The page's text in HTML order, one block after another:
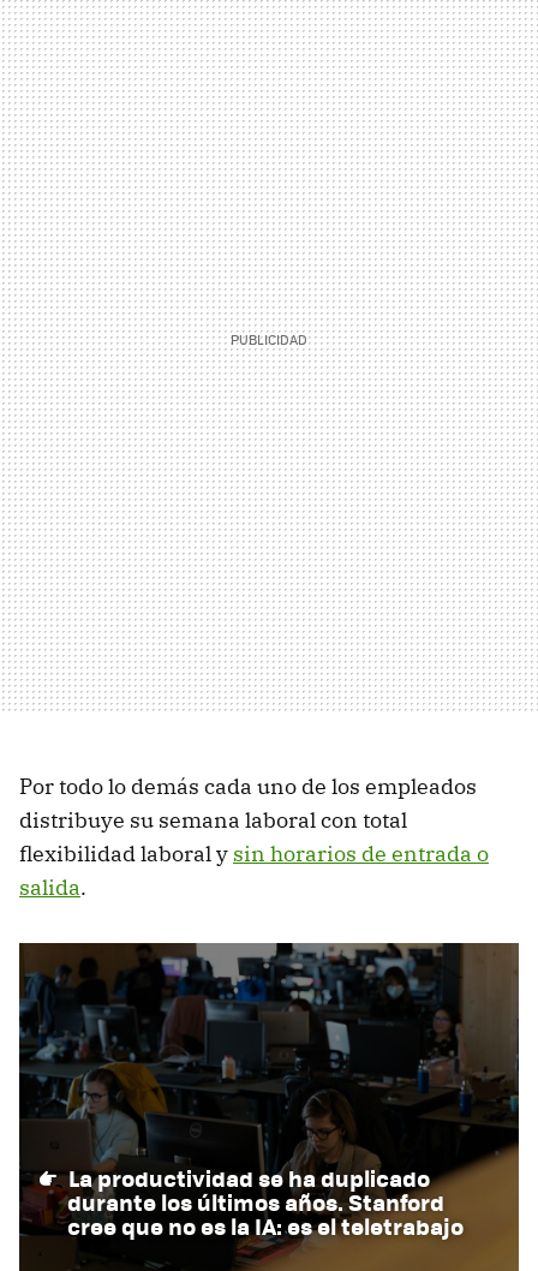
Por todo lo demás cada uno de los empleados
distribuye su semana laboral con total
flexibilidad laboral y sin horarios de entrada o
salida.
La productividad se ha duplicado
durante los últimos años. Stanford
cree que no es la IA: es el teletrabajo